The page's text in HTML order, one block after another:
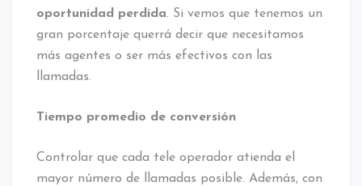
oportunidad perdida. Si vemos que tenemos un
gran porcentaje querrá decir que necesitamos
más agentes o ser más efectivos con las
llamadas.
Tiempo promedio de conversión
Controlar que cada tele operador atienda el
mayor número de llamadas posible. Además, con